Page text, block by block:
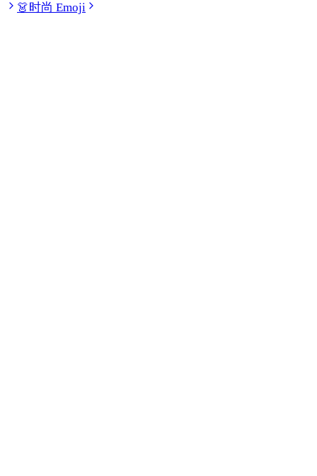
👗时尚 Emoji